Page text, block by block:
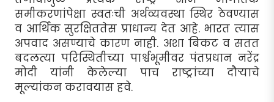
समीकरणांपेक्षा स्वतःची अर्थव्यवस्था स्थिर ठेवण्यास
व आर्थिक सुरक्षिततेस प्राधान्य देत आहे. भारत त्यास
अपवाद असण्याचे कारण नाही. अशा बिकट व सतत
बदलत्या परिस्थितीच्या पार्श्वभूमीवर पंतप्रधान नरेंद्र
मोदी यांनी केलेल्या पाच राष्ट्रांच्या दौर्‍याचे
मूल्यांकन करावयास हवे.